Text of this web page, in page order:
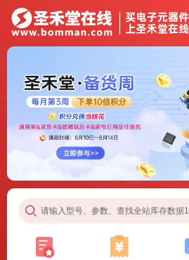
请输入型号、参数、查找全站库存数据1